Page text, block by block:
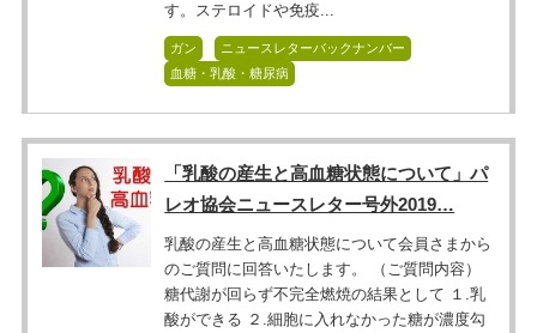
す。ステロイドや免疫...
ガン
ニュースレターバックナンバー
血糖・乳酸・糖尿病
「乳酸の産生と高血糖状態について」パ
レオ協会ニュースレター号外2019…
乳酸の産生と高血糖状態について会員さまから
のご質問に回答いたします。 （ご質問内容）
糖代謝が回らず不完全燃焼の結果として １.乳
酸ができる ２.細胞に入れなかった糖が濃度勾